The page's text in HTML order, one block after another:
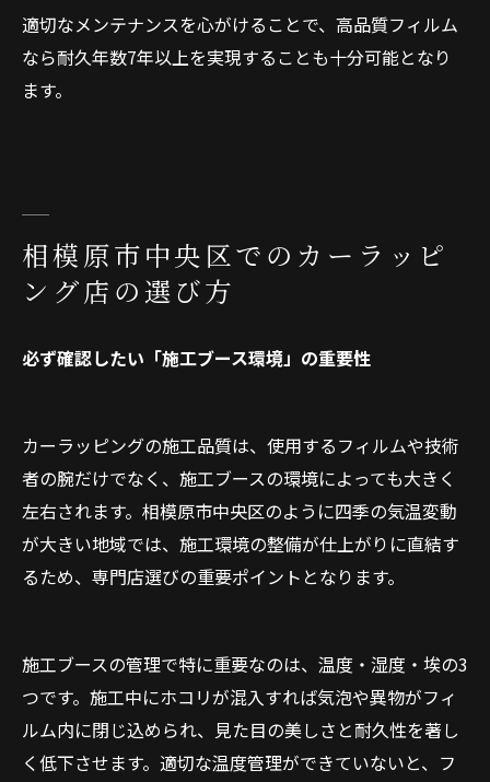
適切なメンテナンスを心がけることで、高品質フィルム
なら耐久年数7年以上を実現することも十分可能となり
ます。
相模原市中央区でのカーラッピ
ング店の選び方
必ず確認したい「施工ブース環境」の重要性
カーラッピングの施工品質は、使用するフィルムや技術
者の腕だけでなく、施工ブースの環境によっても大きく
左右されます。相模原市中央区のように四季の気温変動
が大きい地域では、施工環境の整備が仕上がりに直結す
るため、専門店選びの重要ポイントとなります。
施工ブースの管理で特に重要なのは、温度・湿度・埃の3
つです。施工中にホコリが混入すれば気泡や異物がフィ
ルム内に閉じ込められ、見た目の美しさと耐久性を著し
く低下させます。適切な温度管理ができていないと、フ